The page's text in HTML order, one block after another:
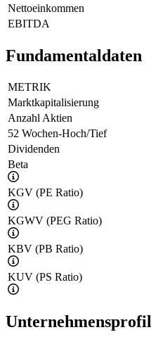
Nettoeinkommen
EBITDA
Fundamentaldaten
METRIK
Marktkapitalisierung
Anzahl Aktien
52 Wochen-Hoch/Tief
Dividenden
Beta
KGV (PE Ratio)
KGWV (PEG Ratio)
KBV (PB Ratio)
KUV (PS Ratio)
Unternehmensprofil